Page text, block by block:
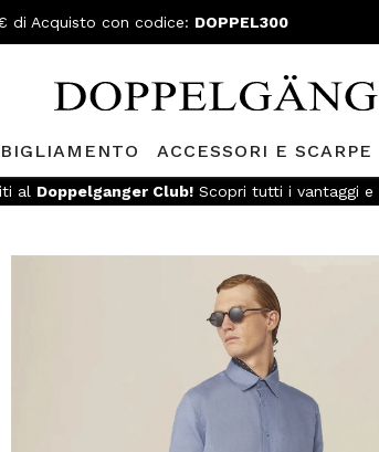
di Acquisto con codice: DOPPEL300
ACCESSORI E SCARPE
al Doppelganger Club!Scopri tutti i vantaggi e